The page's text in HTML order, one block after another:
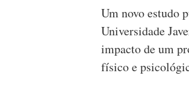
Um novo estudo
Universidade
impacto de um
físico e